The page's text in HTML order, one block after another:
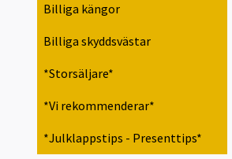
Billiga kängor
Billiga skyddsvästar
*Storsäljare*
*Vi rekommenderar*
*Julklappstips - Presenttips*